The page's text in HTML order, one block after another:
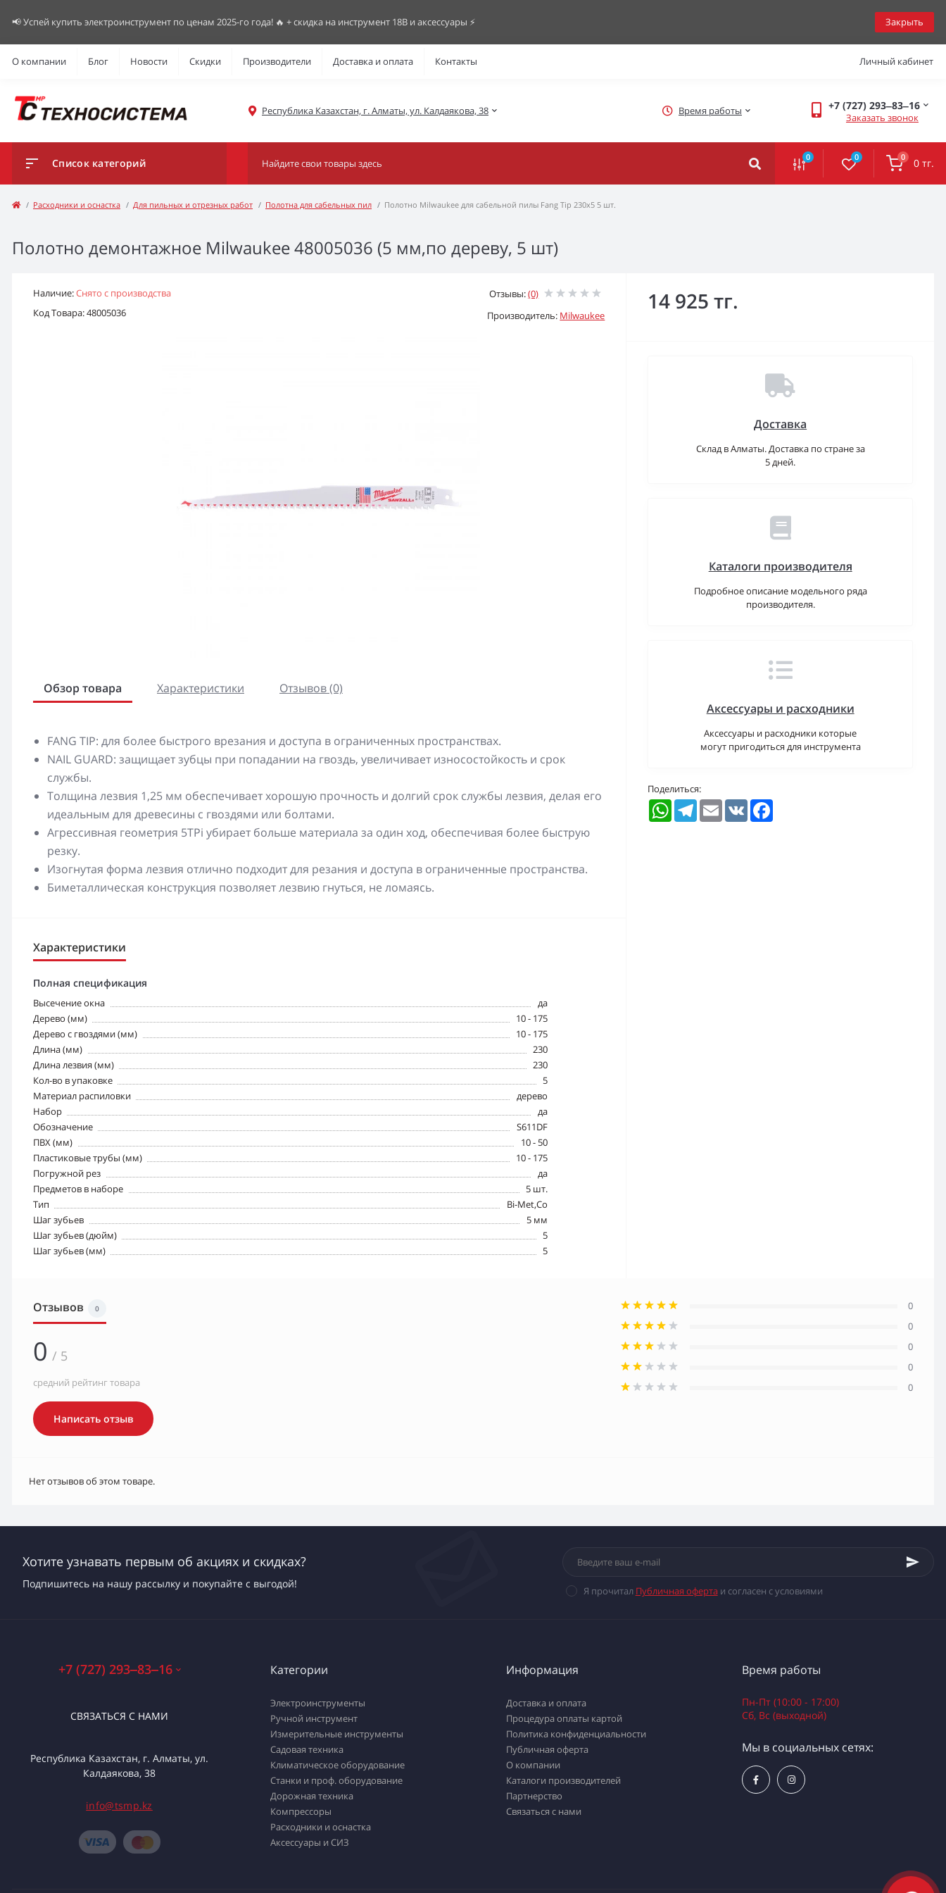
📢 Успей купить электроинструмент по ценам 2025-го года! 🔥 + скидка на инструмент 18В и аксессуары ⚡️ Закрыть
О компании Блог Новости Скидки Производители Доставка и оплата Контакты Личный кабинет
Республика Казахстан, г. Алматы, ул. Калдаякова, 38 Время работы +7 (727) 293‒83‒16
Заказать звонок
Список категорий 0 0 0 0 тг.
Расходники и оснастка Для пильных и отрезных работ Полотна для сабельных пил Полотно Milwaukee для сабельной пилы Fang Tip 230х5 5 шт.
Полотно демонтажное Milwaukee 48005036 (5 мм,по дереву, 5 шт)
Наличие:Снято с производства
Код Товара: 48005036
Отзывы:(0)
Производитель: Milwaukee
Обзор товара Характеристики Отзывов (0)
FANG TIP: для более быстрого врезания и доступа в ограниченных пространствах.
NAIL GUARD: защищает зубцы при попадании на гвоздь, увеличивает износостойкость и срок
службы.
Толщина лезвия 1,25 мм обеспечивает хорошую прочность и долгий срок службы лезвия, делая его
идеальным для древесины с гвоздями или болтами.
Агрессивная геометрия 5TPi убирает больше материала за один ход, обеспечивая более быструю
резку.
Изогнутая форма лезвия отлично подходит для резания и доступа в ограниченные пространства.
Биметаллическая конструкция позволяет лезвию гнуться, не ломаясь.
Характеристики
Полная спецификация
Высечение окна
да
Дерево (мм)
10 - 175
Дерево с гвоздями (мм)
10 - 175
Длина (мм)
230
Длина лезвия (мм)
230
Кол-во в упаковке
5
Материал распиловки
дерево
Набор
да
Обозначение
S611DF
ПВХ (мм)
10 - 50
Пластиковые трубы (мм)
10 - 175
Погружной рез
да
Предметов в наборе
5 шт.
Тип
Bi-Met,Co
Шаг зубьев
5 мм
Шаг зубьев (дюйм)
5
Шаг зубьев (мм)
5
14 925 тг.
Доставка
Склад в Алматы. Доставка по стране за
5 дней.
Каталоги производителя
Подробное описание модельного ряда
производителя.
Аксессуары и расходники
Аксессуары и расходники которые
могут пригодиться для инструмента
Поделиться:
WhatsAppTelegramEmail VK
Отзывов 0
0 / 5
средний рейтинг товара
Написать отзыв
0
0
0
0
0
Нет отзывов об этом товаре.
Хотите узнавать первым об акциях и скидках?
Подпишитесь на нашу рассылку и покупайте с выгодой!
Я прочитал Публичная офертаи согласен с условиями
+7 (727) 293‒83‒16
СВЯЗАТЬСЯ С НАМИ
Республика Казахстан, г. Алматы, ул.
Калдаякова, 38
info@tsmp.kz
Категории
Электроинструменты
Ручной инструмент
Измерительные инструменты
Садовая техника
Климатическое оборудование
Станки и проф. оборудование
Дорожная техника
Компрессоры
Расходники и оснастка
Аксессуары и СИЗ
Информация
Доставка и оплата
Процедура оплаты картой
Политика конфиденциальности
Публичная оферта
О компании
Каталоги производителей
Партнерство
Связаться с нами
Время работы
Пн-Пт (10:00 - 17:00)
Сб, Вс (выходной)
Мы в социальных сетях: